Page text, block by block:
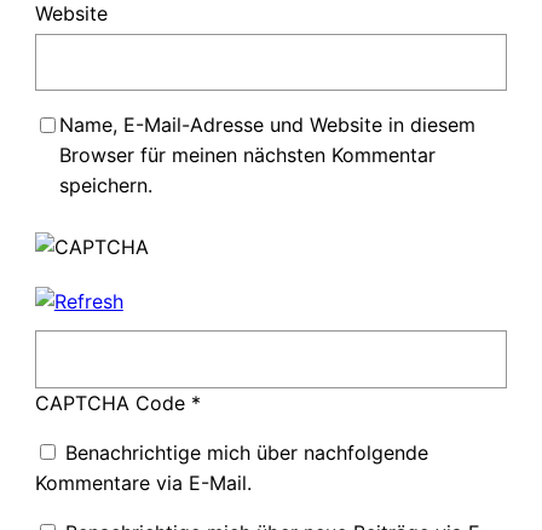
Website
Name, E-Mail-Adresse und Website in diesem
Browser für meinen nächsten Kommentar
speichern.
CAPTCHA Code*
Benachrichtige mich über nachfolgende
Kommentare via E-Mail.